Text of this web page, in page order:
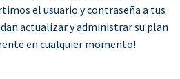
el usuario y contraseña a tus
actualizar y administrar su plan
en cualquier momento!